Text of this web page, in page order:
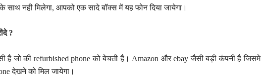
नही मिलेगा, आपको एक सादे बॉक्स में यह फोन दिया जायेगा।
?
जो की refurbished phone को बेचती है। Amazon और ebay जैसी बड़ी कंपनी है जिसमे
देखने को मिल जायेगा।